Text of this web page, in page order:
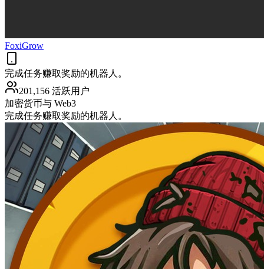
FoxiGrow
完成任务赚取奖励的机器人。
201,156 活跃用户
加密货币与 Web3
完成任务赚取奖励的机器人。